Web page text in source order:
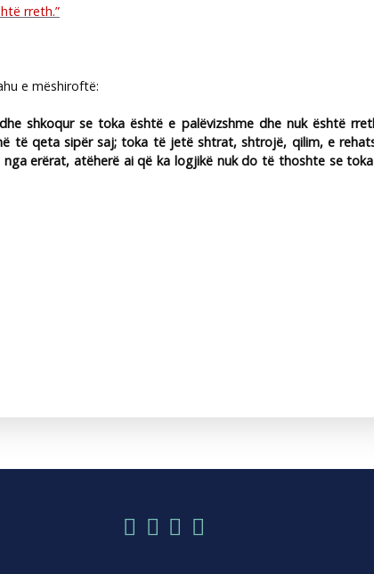
rreth.”
e mëshiroftë:
shkoqur se toka është e palëvizshme dhe nuk është
të qeta sipër saj; toka të jetë shtrat, shtrojë, qilim, e
erërat, atëherë ai që ka logjikë nuk do të thoshte se